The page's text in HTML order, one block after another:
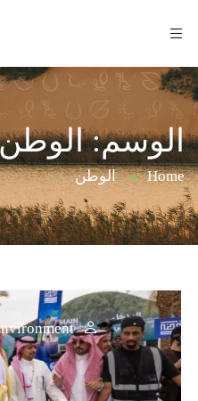
الوسم:
Home الوطن